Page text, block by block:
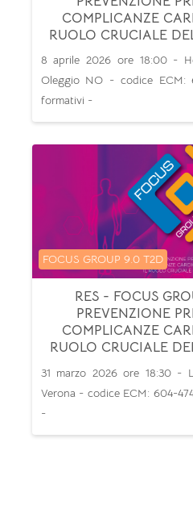
COMPLICANZE
RUOLO CRUCIALE
8 aprile 2026 ore 18:00 -
Oleggio NO - codice ECM:
formativi -
RES - FOCUS
PREVENZIONE
COMPLICANZE
RUOLO CRUCIALE
Categoria di corsi
FOCUS GROUP 9.0 T2D
31 marzo 2026 ore 18:30 -
Verona - codice ECM: 604-
-